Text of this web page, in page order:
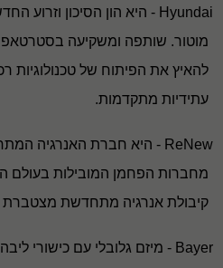
Hyundai - היא הון הסיכון וזרוע
מוטור. שותפה ומשקיעה
להאיץ את הפיתוח של טכנולוגיות
עתידיות מתקדמות.
ReNew - היא חברת האנרגיה
מחברות הפחמן המובילות בעולם
קיבולת אנרגיה מתחדשת מצטברת
Bayer - מיזם גלובלי עם כישורי